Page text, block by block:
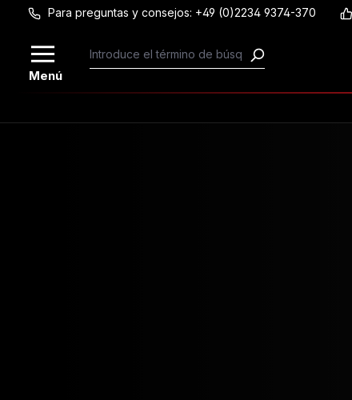
Saltar al contenido principal
Para preguntas y consejos: +49 (0)2234 9374-370
Menú